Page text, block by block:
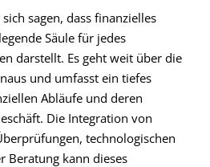
sagen, dass finanzielles
Säule für jedes
darstellt. Es geht weit über die
und umfasst ein tiefes
Abläufe und deren
Die Integration von
technologischen
Beratung kann dieses